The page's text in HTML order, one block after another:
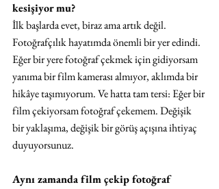
kesişiyor mu?
İlk başlarda evet, biraz ama artık değil.
Fotoğrafçılık hayatımda önemli bir yer edindi.
Eğer bir yere fotoğraf çekmek için gidiyorsam
yanıma bir film kamerası almıyor, aklımda bir
hikâye taşımıyorum. Ve hatta tam tersi: Eğer bir
film çekiyorsam fotoğraf çekemem. Değişik
bir yaklaşıma, değişik bir görüş açışına ihtiyaç
duyuyorsunuz.
Aynı zamanda film çekip fotoğraf